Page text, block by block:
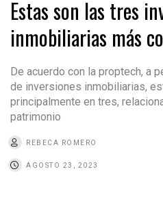
Estas son las tres
inmobiliarias más
De acuerdo con la proptech, a
de inversiones inmobiliarias,
principalmente en tres,
patrimonio
REBECA ROMERO
AGOSTO 23, 2023